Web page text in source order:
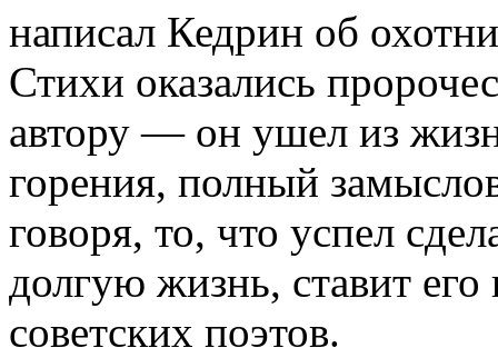
написал Кедрин об
Стихи оказались
автору — он ушел из
горения, полный
говоря, то, что успел
долгую жизнь, ставит
советских поэтов.